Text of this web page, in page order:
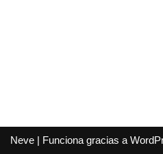
Neve | Funciona gracias a